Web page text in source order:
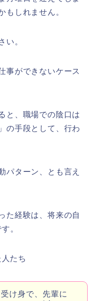
もしれません。
い。
事ができないケース
と、職場での陰口は
の手段として、行わ
パターン、とも言え
た経験は、将来の自
。
たち
け身で、先輩に